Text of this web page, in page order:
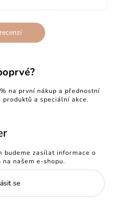
na první nákup a přednostní
a speciální akce.
budeme zasílat informace o
našem e-shopu.
se